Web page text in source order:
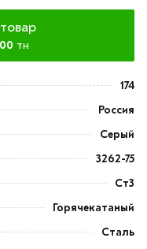
тн
174
Россия
Серый
3262-75
Ст3
Горячекатаный
Сталь